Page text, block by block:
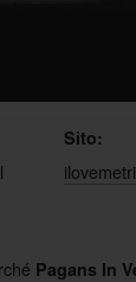
Sito:
Pagans In